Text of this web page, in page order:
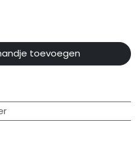
toevoegen